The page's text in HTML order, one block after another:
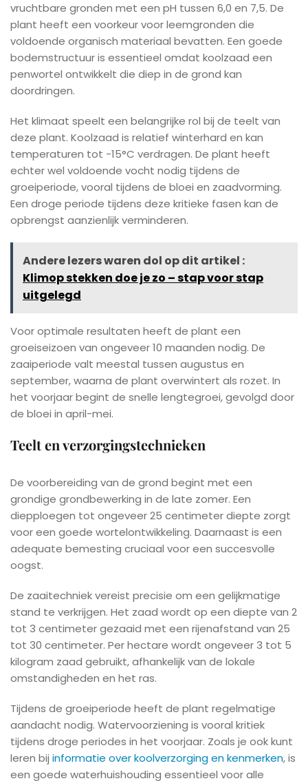
vruchtbare gronden met een pH tussen 6,0 en 7,5. De
plant heeft een voorkeur voor leemgronden die
voldoende organisch materiaal bevatten. Een goede
bodemstructuur is essentieel omdat koolzaad een
penwortel ontwikkelt die diep in de grond kan
doordringen.
Het klimaat speelt een belangrijke rol bij de teelt van
deze plant. Koolzaad is relatief winterhard en kan
temperaturen tot -15°C verdragen. De plant heeft
echter wel voldoende vocht nodig tijdens de
groeiperiode, vooral tijdens de bloei en zaadvorming.
Een droge periode tijdens deze kritieke fasen kan de
opbrengst aanzienlijk verminderen.
Andere lezers waren dol op dit artikel :
Klimop stekken doe je zo – stap voor stap
uitgelegd
Voor optimale resultaten heeft de plant een
groeiseizoen van ongeveer 10 maanden nodig. De
zaaiperiode valt meestal tussen augustus en
september, waarna de plant overwintert als rozet. In
het voorjaar begint de snelle lengtegroei, gevolgd door
de bloei in april-mei.
Teelt en verzorgingstechnieken
De voorbereiding van de grond begint met een
grondige grondbewerking in de late zomer. Een
diepploegen tot ongeveer 25 centimeter diepte zorgt
voor een goede wortelontwikkeling. Daarnaast is een
adequate bemesting cruciaal voor een succesvolle
oogst.
De zaaitechniek vereist precisie om een gelijkmatige
stand te verkrijgen. Het zaad wordt op een diepte van 2
tot 3 centimeter gezaaid met een rijenafstand van 25
tot 30 centimeter. Per hectare wordt ongeveer 3 tot 5
kilogram zaad gebruikt, afhankelijk van de lokale
omstandigheden en het ras.
Tijdens de groeiperiode heeft de plant regelmatige
aandacht nodig. Watervoorziening is vooral kritiek
tijdens droge periodes in het voorjaar. Zoals je ook kunt
leren bij informatie over koolverzorging en kenmerken, is
een goede waterhuishouding essentieel voor alle